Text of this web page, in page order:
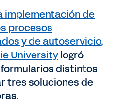
implementación de
procesos
y de autoservicio,
Universitylogró
distintos
tres soluciones de